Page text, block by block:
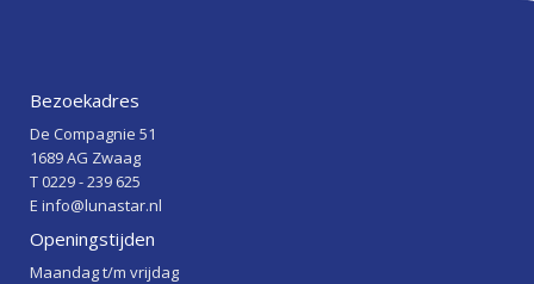
Bezoekadres
De Compagnie 51
1689 AG Zwaag
T 0229 - 239 625
E info@lunastar.nl
Openingstijden
Maandag t/m vrijdag